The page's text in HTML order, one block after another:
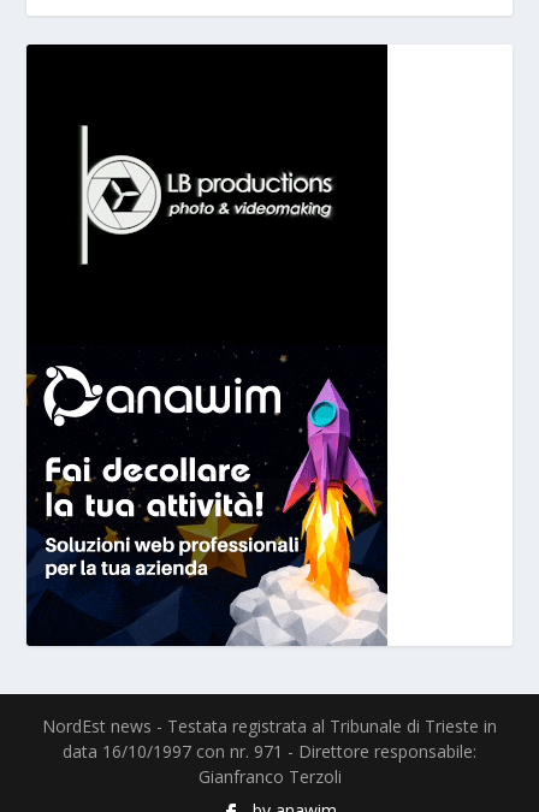
NordEst news - Testata registrata al Tribunale di Trieste in
data 16/10/1997 con nr. 971 - Direttore responsabile:
Gianfranco Terzoli